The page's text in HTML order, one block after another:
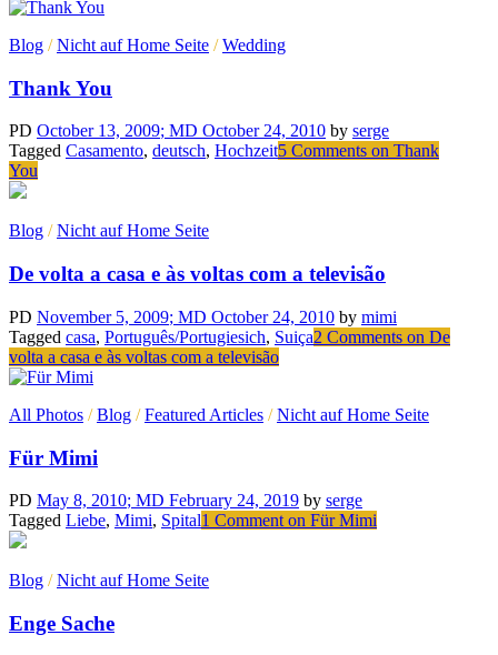
Blog /Nicht auf Home Seite /Wedding
Thank You
PD October 13, 2009; MD October 24, 2010 by serge
Tagged Casamento, deutsch, Hochzeit5 Comments on Thank
You
Blog /Nicht auf Home Seite
De volta a casa e às voltas com a televisão
PD November 5, 2009; MD October 24, 2010 by mimi
Tagged casa, Português/Portugiesich, Suiça2 Comments on De
volta a casa e às voltas com a televisão
All Photos /Blog /Featured Articles /Nicht auf Home Seite
Für Mimi
PD May 8, 2010; MD February 24, 2019 by serge
Tagged Liebe, Mimi, Spital1 Comment on Für Mimi
Blog /Nicht auf Home Seite
Enge Sache